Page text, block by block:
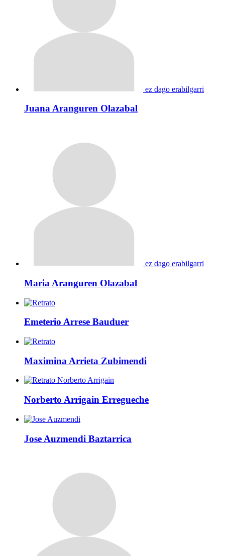
ez dago erabilgarri
Juana Aranguren Olazabal
ez dago erabilgarri
Maria Aranguren Olazabal
Emeterio Arrese Bauduer
Maximina Arrieta Zubimendi
Norberto Arrigain Erregueche
Jose Auzmendi Baztarrica